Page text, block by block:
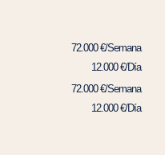
72.000 €/Semana
12.000 €/Día
72.000 €/Semana
12.000 €/Día